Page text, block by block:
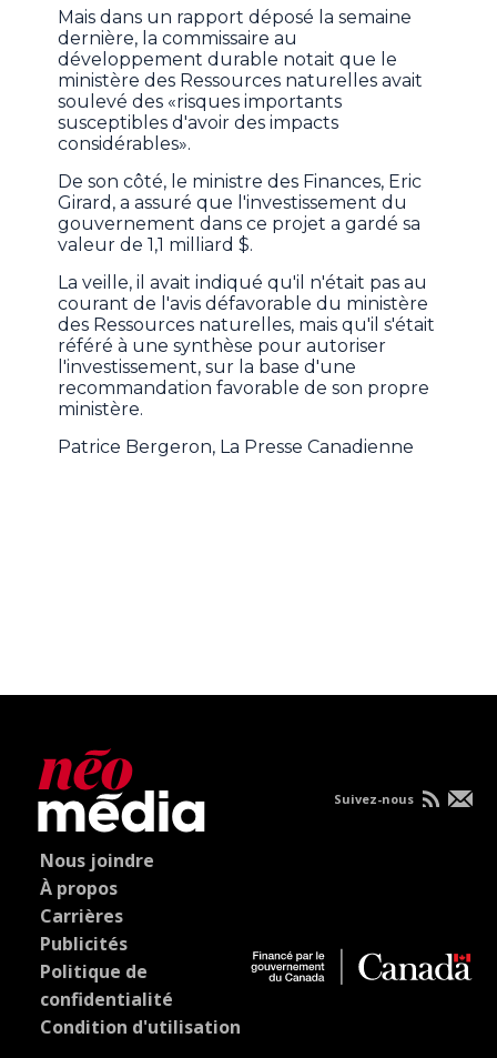
Mais dans un rapport déposé la semaine
dernière, la commissaire au
développement durable notait que le
ministère des Ressources naturelles avait
soulevé des «risques importants
susceptibles d'avoir des impacts
considérables».
De son côté, le ministre des Finances, Eric
Girard, a assuré que l'investissement du
gouvernement dans ce projet a gardé sa
valeur de 1,1 milliard $.
La veille, il avait indiqué qu'il n'était pas au
courant de l'avis défavorable du ministère
des Ressources naturelles, mais qu'il s'était
référé à une synthèse pour autoriser
l'investissement, sur la base d'une
recommandation favorable de son propre
ministère.
Patrice Bergeron, La Presse Canadienne
Nous joindre
À propos
Carrières
Publicités
Politique de
confidentialité
Condition d'utilisation
Suivez-nous